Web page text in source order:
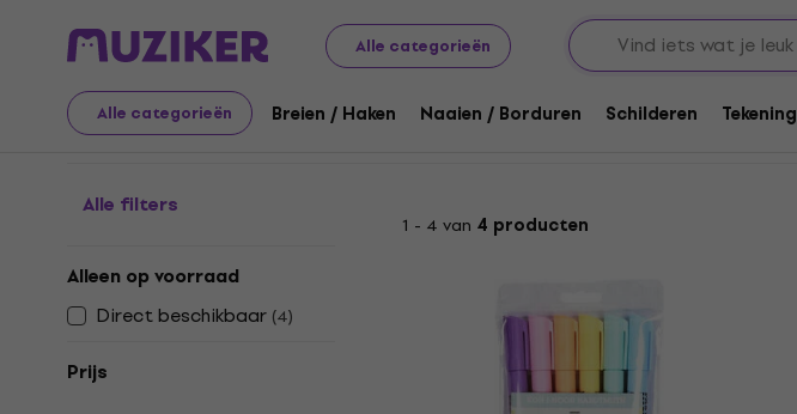
Alle categorieën
Alle categorieën Breien / Haken Naaien / Borduren Schilderen Tekening
Kunst Tekening Markeerstiften / Markers / Highlighters Markeerstiften
Markeerstiften
Alle filters
Alleen op voorraad
Direct beschikbaar (4)
Prijs
1 - 4 van 4 producten